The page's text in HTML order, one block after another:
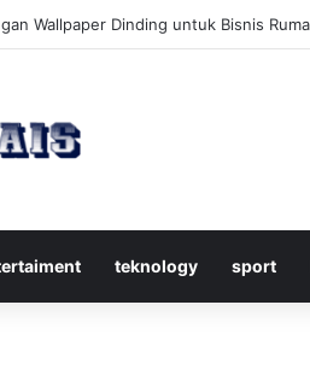
Mengenal Dividen Saham untuk
teknology sport